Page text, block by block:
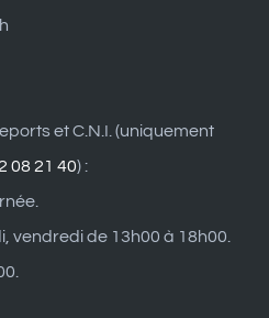
et C.N.I. (uniquement
08 21 40) :
vendredi de 13h00 à 18h00.